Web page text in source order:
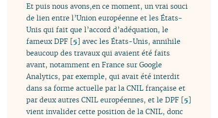
Et puis nous avons,en ce moment, un vrai souci
de lien entre l’Union européenne et les États-
Unis qui fait que l’accord d’adéquation, le
fameux DPF [5] avec les États-Unis, annihile
beaucoup des travaux qui avaient été faits
avant, notamment en France sur Google
Analytics, par exemple, qui avait été interdit
dans sa forme actuelle par la CNIL française et
par deux autres CNIL européennes, et le DPF [5]
vient invalider cette position de la CNIL, donc